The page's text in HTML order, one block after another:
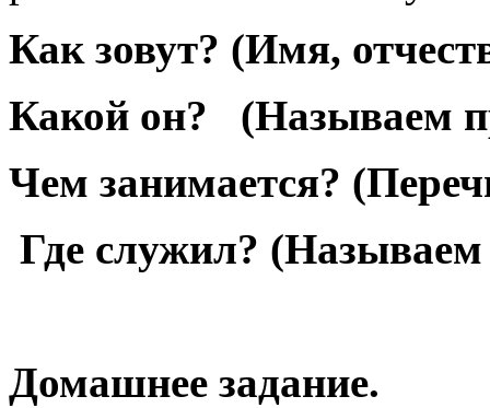
Как зовут?
Какой он? (Называем
Чем занимается?
Где служил?
Домашнее задание.